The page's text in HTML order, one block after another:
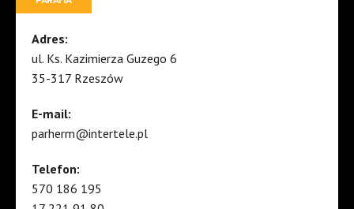
Adres:
ul. Ks. Kazimierza Guzego 6
35-317 Rzeszów
E-mail:
parherm@intertele.pl
Telefon:
570 186 195